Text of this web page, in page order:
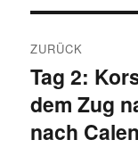
ZURÜCK
Vorheriger
Beitrag:
Tag 2:
dem Zug
nach